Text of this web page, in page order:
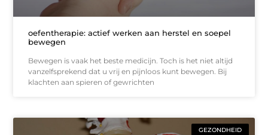
oefentherapie: actief werken aan herstel en soepel
bewegen
Bewegen is vaak het beste medicijn. Toch is het niet altijd
vanzelfsprekend dat u vrij en pijnloos kunt bewegen. Bij
klachten aan spieren of gewrichten
GEZONDHEID